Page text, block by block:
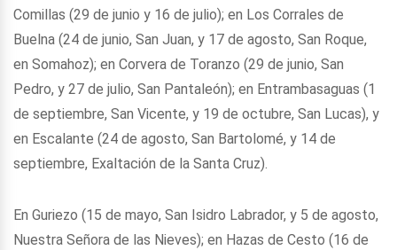
Comillas (29 de junio y 16 de julio); en Los Corrales de
Buelna (24 de junio, San Juan, y 17 de agosto, San Roque,
en Somahoz); en Corvera de Toranzo (29 de junio, San
Pedro, y 27 de julio, San Pantaleón); en Entrambasaguas (1
de septiembre, San Vicente, y 19 de octubre, San Lucas), y
en Escalante (24 de agosto, San Bartolomé, y 14 de
septiembre, Exaltación de la Santa Cruz).
En Guriezo (15 de mayo, San Isidro Labrador, y 5 de agosto,
Nuestra Señora de las Nieves); en Hazas de Cesto (16 de